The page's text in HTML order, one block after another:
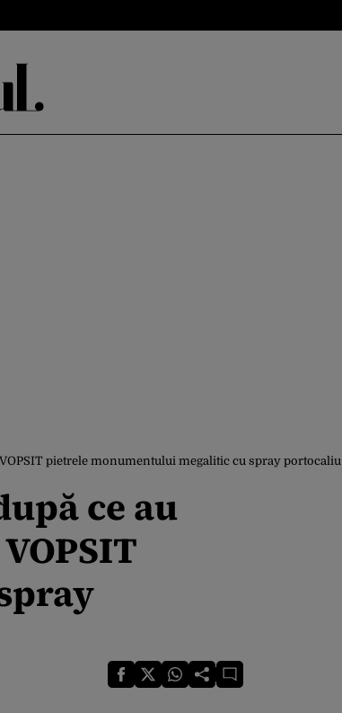
pietrele monumentului megalitic cu spray portocaliu
ce au